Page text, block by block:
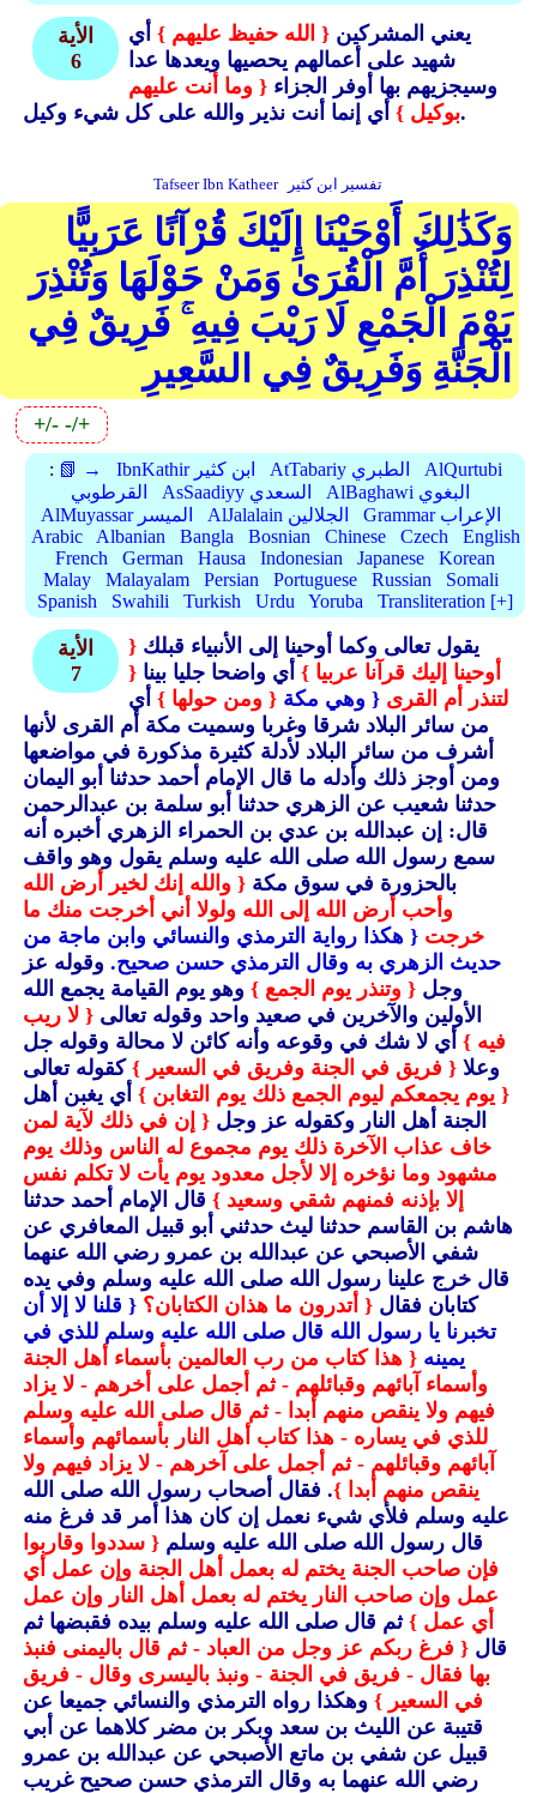
الأية
6
يعني المشركين { الله حفيظ عليهم }أي
شهيد على أعمالهم يحصيها ويعدها عدا
وسيجزيهم بها أوفر الجزاء { وما أنت عليهم
بوكيل }أي إنما أنت نذير والله على كل شيء وكيل.
Tafseer Ibn Katheer تفسير ابن كثير
وَكَذَٰلِكَ أَوْحَيْنَا إِلَيْكَ قُرْآنًا عَرَبِيًّا
لِتُنْذِرَ أُمَّ الْقُرَىٰ وَمَنْ حَوْلَهَا وَتُنْذِرَ
يَوْمَ الْجَمْعِ لَا رَيْبَ فِيهِ ۚ فَرِيقٌ فِي
الْجَنَّةِ وَفَرِيقٌ فِي السَّعِيرِ
+/- -/+
: 📗 → IbnKathir ابن كثير AtTabariy الطبري
AlQurtubi
القرطوبي
AsSaadiyy السعدي
AlBaghawi البغوي
AlMuyassar الميسر
AlJalalain الجلالين
Grammar الإعراب
Arabic
Albanian Bangla Bosnian Chinese Czech
English
French
German Hausa Indonesian Japanese
Korean
Malay
Malayalam Persian Portuguese Russian
Somali
Spanish
Swahili Turkish Urdu Yoruba Transliteration [+]
الأية
7
يقول تعالى وكما أوحينا إلى الأنبياء قبلك {
أوحينا إليك قرآنا عربيا }أي واضحا جليا بينا {
لتنذر أم القرى { وهي مكة { ومن حولها }أي
من سائر البلاد شرقا وغربا وسميت مكة أم القرى لأنها
أشرف من سائر البلاد لأدلة كثيرة مذكورة في مواضعها
ومن أوجز ذلك وأدله ما قال الإمام أحمد حدثنا أبو اليمان
حدثنا شعيب عن الزهري حدثنا أبو سلمة بن عبدالرحمن
قال: إن عبدالله بن عدي بن الحمراء الزهري أخبره أنه
سمع رسول الله صلى الله عليه وسلم يقول وهو واقف
بالحزورة في سوق مكة { والله إنك لخير أرض الله
وأحب أرض الله إلى الله ولولا أني أخرجت منك ما
خرجت { هكذا رواية الترمذي والنسائي وابن ماجة من
حديث الزهري به وقال الترمذي حسن صحيح.وقوله عز
وجل { وتنذر يوم الجمع }وهو يوم القيامة يجمع الله
الأولين والآخرين في صعيد واحد وقوله تعالى { لا ريب
فيه }أي لا شك في وقوعه وأنه كائن لا محالة وقوله جل
وعلا { فريق في الجنة وفريق في السعير }كقوله تعالى
{ يوم يجمعكم ليوم الجمع ذلك يوم التغابن }أي يغبن أهل
الجنة أهل النار وكقوله عز وجل { إن في ذلك لآية لمن
خاف عذاب الآخرة ذلك يوم مجموع له الناس وذلك يوم
مشهود وما نؤخره إلا لأجل معدود يوم يأت لا تكلم نفس
إلا بإذنه فمنهم شقي وسعيد }قال الإمام أحمد حدثنا
هاشم بن القاسم حدثنا ليث حدثني أبو قبيل المعافري عن
شفي الأصبحي عن عبدالله بن عمرو رضي الله عنهما
قال خرج علينا رسول الله صلى الله عليه وسلم وفي يده
كتابان فقال { أتدرون ما هذان الكتابان؟ { قلنا لا إلا أن
تخبرنا يا رسول الله قال صلى الله عليه وسلم للذي في
يمينه { هذا كتاب من رب العالمين بأسماء أهل الجنة
وأسماء آبائهم وقبائلهم - ثم أجمل على أخرهم - لا يزاد
فيهم ولا ينقص منهم أبدا - ثم قال صلى الله عليه وسلم
للذي في يساره - هذا كتاب أهل النار بأسمائهم وأسماء
آبائهم وقبائلهم - ثم أجمل على آخرهم - لا يزاد فيهم ولا
ينقص منهم أبدا }. فقال أصحاب رسول الله صلى الله
عليه وسلم فلأي شيء نعمل إن كان هذا أمر قد فرغ منه
قال رسول الله صلى الله عليه وسلم { سددوا وقاربوا
فإن صاحب الجنة يختم له بعمل أهل الجنة وإن عمل أي
عمل وإن صاحب النار يختم له بعمل أهل النار وإن عمل
أي عمل }ثم قال صلى الله عليه وسلم بيده فقبضها ثم
قال { فرغ ربكم عز وجل من العباد - ثم قال باليمنى فنبذ
بها فقال - فريق في الجنة - ونبذ باليسرى وقال - فريق
في السعير }وهكذا رواه الترمذي والنسائي جميعا عن
قتيبة عن الليث بن سعد وبكر بن مضر كلاهما عن أبي
قبيل عن شفي بن ماتع الأصبحي عن عبدالله بن عمرو
رضي الله عنهما به وقال الترمذي حسن صحيح غريب